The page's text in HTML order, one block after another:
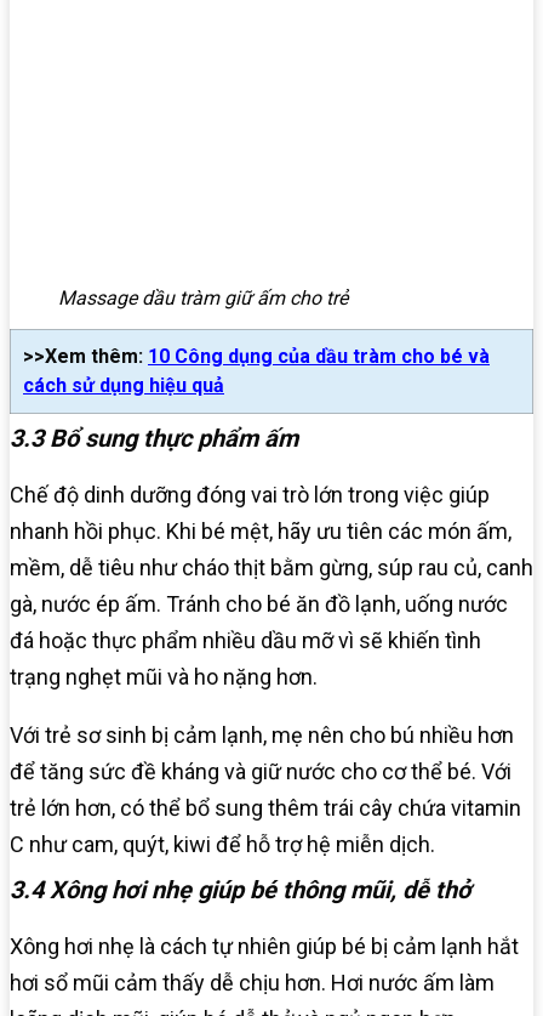
Massage dầu tràm giữ ấm cho trẻ
>>Xem thêm: 10 Công dụng của dầu tràm cho bé và
cách sử dụng hiệu quả
3.3 Bổ sung thực phẩm ấm
Chế độ dinh dưỡng đóng vai trò lớn trong việc giúp
nhanh hồi phục. Khi bé mệt, hãy ưu tiên các món ấm,
mềm, dễ tiêu như cháo thịt bằm gừng, súp rau củ, canh
gà, nước ép ấm. Tránh cho bé ăn đồ lạnh, uống nước
đá hoặc thực phẩm nhiều dầu mỡ vì sẽ khiến tình
trạng nghẹt mũi và ho nặng hơn.
Với trẻ sơ sinh bị cảm lạnh, mẹ nên cho bú nhiều hơn
để tăng sức đề kháng và giữ nước cho cơ thể bé. Với
trẻ lớn hơn, có thể bổ sung thêm trái cây chứa vitamin
C như cam, quýt, kiwi để hỗ trợ hệ miễn dịch.
3.4 Xông hơi nhẹ giúp bé thông mũi, dễ thở
Xông hơi nhẹ là cách tự nhiên giúp bé bị cảm lạnh hắt
hơi sổ mũi cảm thấy dễ chịu hơn. Hơi nước ấm làm